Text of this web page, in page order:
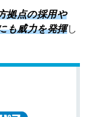
拠点の採用や
も威力を発揮し